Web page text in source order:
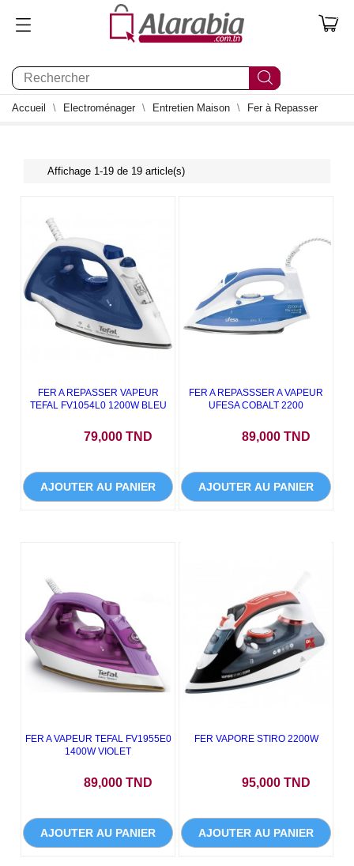
0
Accueil Electroménager Entretien Maison Fer à Repasser
Affichage 1-19 de 19 article(s)
FER A REPASSER VAPEUR
TEFAL FV1054L0 1200W BLEU
79,000 TND
AJOUTER AU PANIER
FER A REPASSSER A VAPEUR
UFESA COBALT 2200
89,000 TND
AJOUTER AU PANIER
FER A VAPEUR TEFAL FV1955E0
1400W VIOLET
89,000 TND
AJOUTER AU PANIER
FER VAPORE STIRO 2200W
95,000 TND
AJOUTER AU PANIER